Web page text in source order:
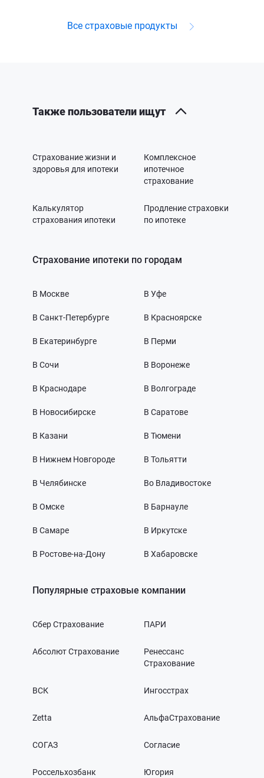
Все страховые продукты
Также пользователи ищут
Страхование жизни и
здоровья для ипотеки
Комплексное
ипотечное
страхование
Калькулятор
страхования ипотеки
Продление страховки
по ипотеке
Страхование ипотеки по городам
В Москве
В Санкт-Петербурге
В Екатеринбурге
В Сочи
В Краснодаре
В Новосибирске
В Казани
В Нижнем Новгороде
В Челябинске
В Омске
В Самаре
В Ростове-на-Дону
В Уфе
В Красноярске
В Перми
В Воронеже
В Волгограде
В Саратове
В Тюмени
В Тольятти
Во Владивостоке
В Барнауле
В Иркутске
В Хабаровске
Популярные страховые компании
Сбер Страхование ПАРИ
Абсолют Страхование
Ренессанс
Страхование
ВСК Ингосстрах
Zetta АльфаСтрахование
СОГАЗ Согласие
Россельхозбанк Югория